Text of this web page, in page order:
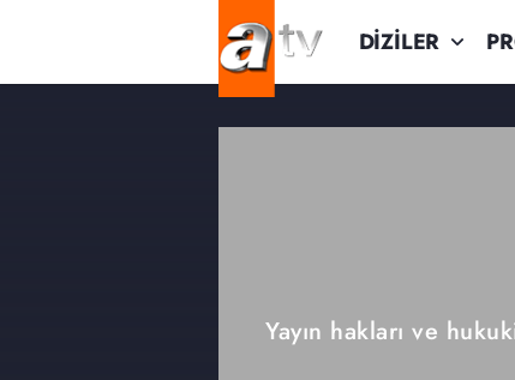
DİZİLER
Yayın hakları ve